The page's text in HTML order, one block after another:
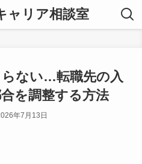
ャリア相談室
ない…転職先の入
を調整する方法
年7月13日